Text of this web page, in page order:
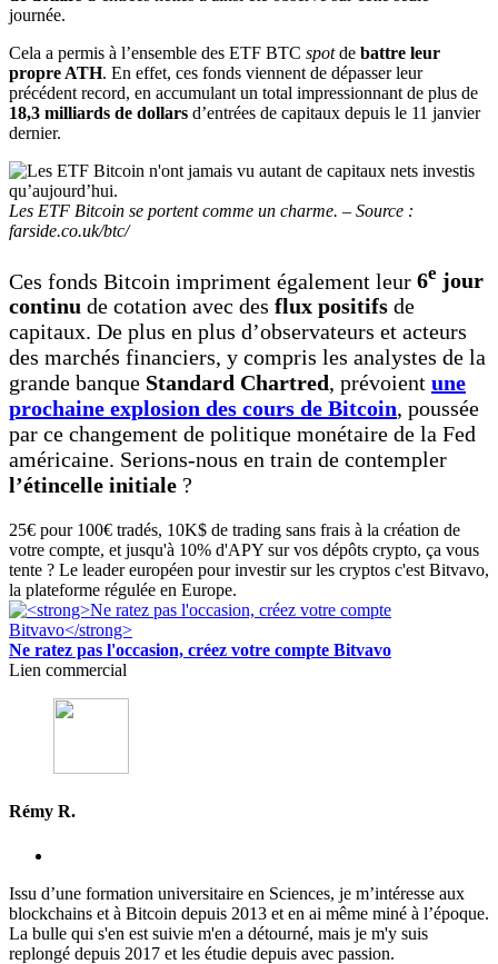
journée.
Cela a permis à l’ensemble des ETF BTC spotde battre leur
propre ATH. En effet, ces fonds viennent de dépasser leur
précédent record, en accumulant un total impressionnant de plus de
18,3 milliards de dollars d’entrées de capitaux depuis le 11 janvier
dernier.
Les ETF Bitcoin se portent comme un charme. – Source :
farside.co.uk/btc/
Ces fonds Bitcoin impriment également leur 6e jour
continu de cotation avec des flux positifs de
capitaux. De plus en plus d’observateurs et acteurs
des marchés financiers, y compris les analystes de la
grande banque Standard Chartred, prévoient une
prochaine explosion des cours de Bitcoin, poussée
par ce changement de politique monétaire de la Fed
américaine. Serions-nous en train de contempler
l’étincelle initiale ?
25€ pour 100€ tradés, 10K$ de trading sans frais à la création de
votre compte, et jusqu'à 10% d'APY sur vos dépôts crypto, ça vous
tente ? Le leader européen pour investir sur les cryptos c'est Bitvavo,
la plateforme régulée en Europe.
Ne ratez pas l'occasion, créez votre compte Bitvavo
Lien commercial
Rémy R.
Issu d’une formation universitaire en Sciences, je m’intéresse aux
blockchains et à Bitcoin depuis 2013 et en ai même miné à l’époque.
La bulle qui s'en est suivie m'en a détourné, mais je m'y suis
replongé depuis 2017 et les étudie depuis avec passion.